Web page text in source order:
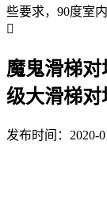
些要求，90度室

魔鬼滑梯
级大滑梯
发布时间： 2020-